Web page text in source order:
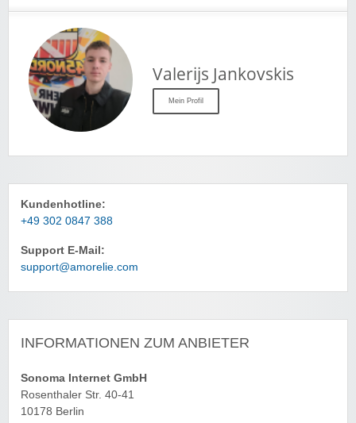
Valerijs Jankovskis
Mein Profil
Kundenhotline:
+49 302 0847 388
Support E-Mail:
support@amorelie.com
INFORMATIONEN ZUM ANBIETER
Sonoma Internet GmbH
Rosenthaler Str. 40-41
10178 Berlin